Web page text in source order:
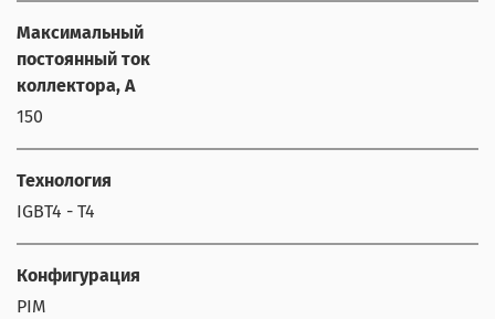
Максимальный
постоянный ток
коллектора, А
150
Технология
IGBT4 - T4
Конфигурация
PIM